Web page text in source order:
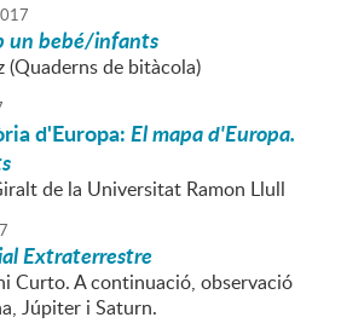
un bebé/infants
(Quaderns de bitàcola)
d'Europa:El mapa d'Europa.
de la Universitat Ramon Llull
Extraterrestre
Curto. A continuació, observació
Júpiter i Saturn.